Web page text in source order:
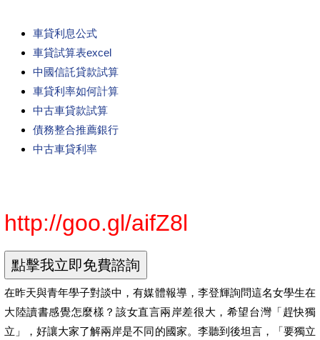
車貸利息公式
車貸試算表excel
中國信託貸款試算
車貸利率如何計算
中古車貸款試算
債務整合推薦銀行
中古車貸利率
http://goo.gl/aifZ8l
在昨天與青年學子對談中，有媒體報導，李登輝詢問這名女學生在
大陸讀書感覺怎麼樣？該女直言兩岸差很大，希望台灣「趕快獨
立」，好讓大家了解兩岸是不同的國家。李聽到後坦言，「要獨立